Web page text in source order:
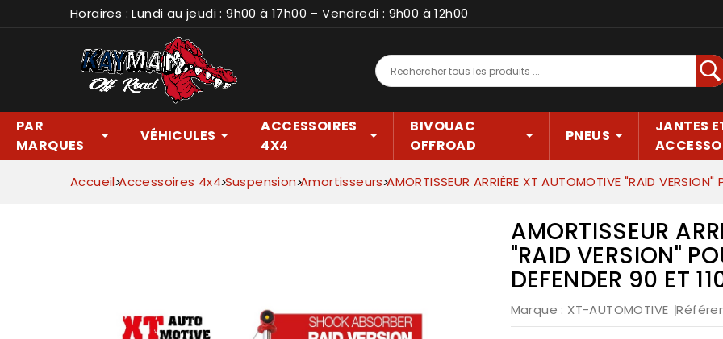
Horaires : Lundi au jeudi : 9h00 à 17h00 – Vendredi : 9h00 à 12h00
PAR
MARQUES
VÉHICULES
ACCESSOIRES
4X4
BIVOUAC
OFFROAD
PNEUS
JANTES
Accueil Accessoires 4x4 Suspension Amortisseurs AMORTISSEUR ARRIÈRE XT AUTOMOTIVE "RAID VERSION"
AMORTISSEUR
"RAID VERSION"
DEFENDER 90 ET
Marque : XT-AUTOMOTIVE